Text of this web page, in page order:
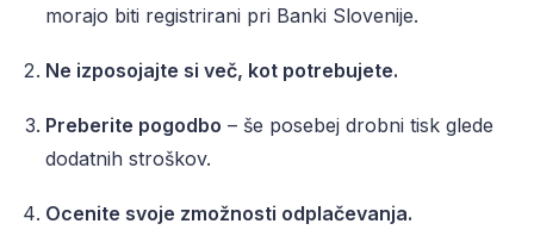
morajo biti registrirani pri Banki Slovenije.
Ne izposojajte si več, kot potrebujete.
Preberite pogodbo – še posebej drobni tisk glede
dodatnih stroškov.
Ocenite svoje zmožnosti odplačevanja.